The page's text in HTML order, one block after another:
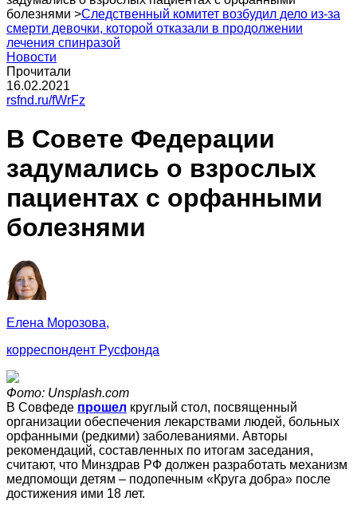
болезнями >Следственный комитет возбудил дело из-за
смерти девочки, которой отказали в продолжении
лечения спинразой
Новости
Прочитали
16.02.2021
rsfnd.ru/fWrFz
В Совете Федерации
задумались о взрослых
пациентах с орфанными
болезнями
Елена Морозова,
корреспондент Русфонда
Фото: Unsplash.com
В Совфеде прошел круглый стол, посвященный
организации обеспечения лекарствами людей, больных
орфанными (редкими) заболеваниями. Авторы
рекомендаций, составленных по итогам заседания,
считают, что Минздрав РФ должен разработать механизм
медпомощи детям – подопечным «Круга добра» после
достижения ими 18 лет.